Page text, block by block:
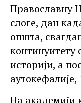
Православну
слоге, дан
општа,
континуитету
историји, а
На академији